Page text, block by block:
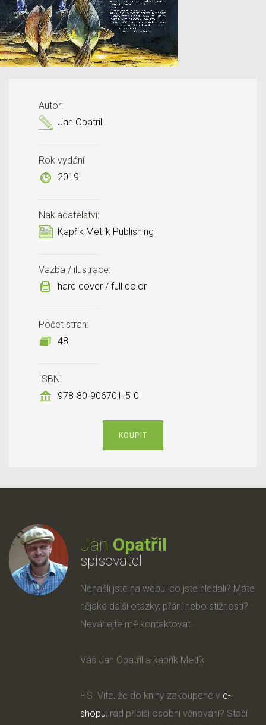
Autor:
Jan Opatril
Rok vydání:
2019
Nakladatelství:
Kapřík Metlík Publishing
Vazba / ilustrace:
hard cover / full color
Počet stran:
48
ISBN:
978-80-906701-5-0
KOUPIT
Jan Opatřil
spisovatel
Nenašli jste na webu, co jste hledali? Máte
nějaké další otázky, přání nebo stížnosti?
Neváhejte mě kontaktovat.
Váš Jan Opatřil a kapřík Metlík
P.S. Víte, že do knihy zakoupené v e-
shopu, rád přípíši osobní věnování? Stačí